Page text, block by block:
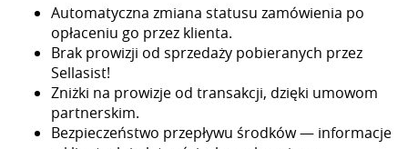
Automatyczna zmiana statusu zamówienia po
opłaceniu go przez klienta.
Brak prowizji od sprzedaży pobieranych przez
Sellasist!
Zniżki na prowizje od transakcji, dzięki umowom
partnerskim.
Bezpieczeństwo przepływu środków — informacje